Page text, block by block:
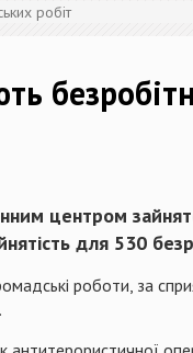
робіт
центром
для 530
роботи, за
.